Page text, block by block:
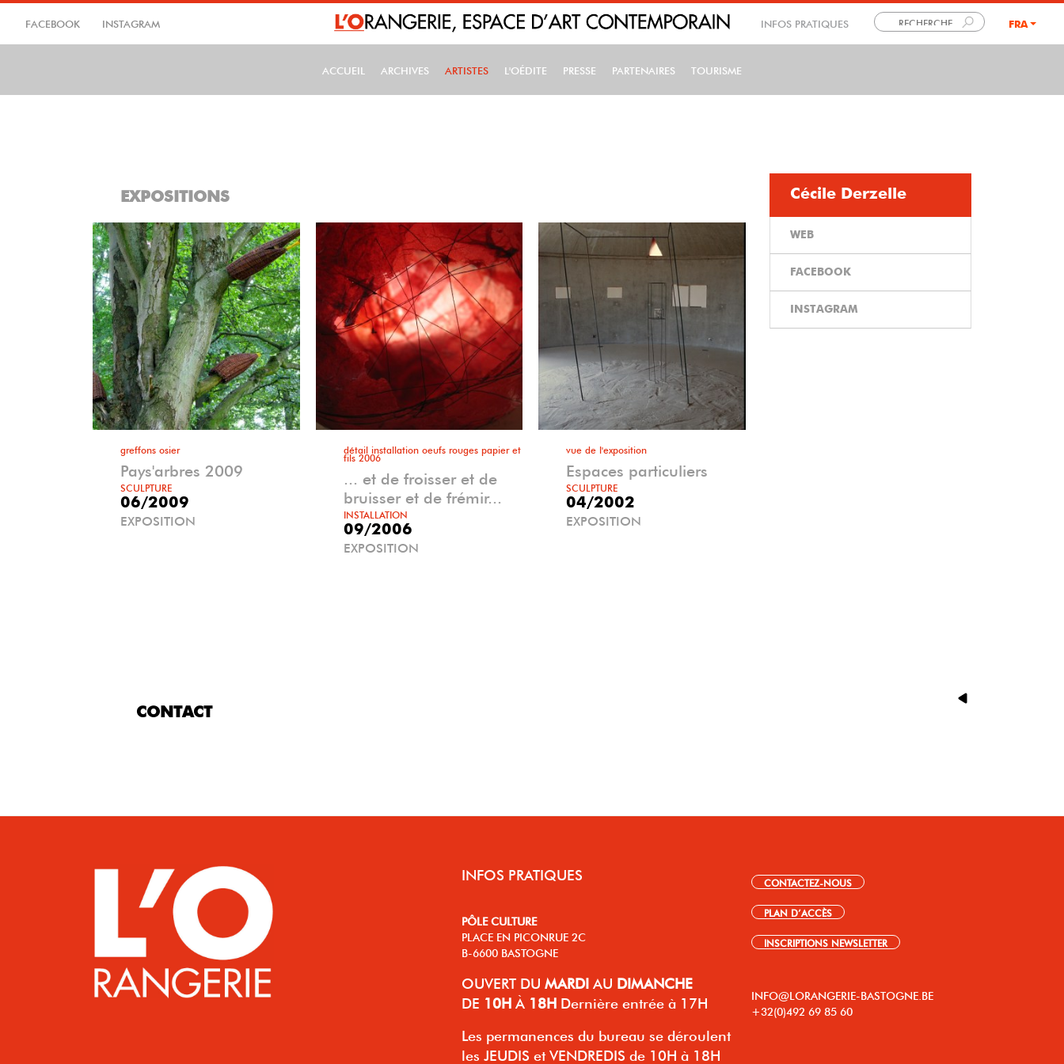
FACEBOOK INSTAGRAM INFOS PRATIQUES FRA
MAIN NAVIGATION
ACCUEIL ARCHIVES ARTISTES L'OÉDITE PRESSE PARTENAIRES TOURISME
EXPOSITIONS
greffons osier
Pays'arbres 2009
SCULPTURE
06/2009
EXPOSITION
détail installation oeufs rouges papier et
fils 2006
... et de froisser et de
bruisser et de frémir...
INSTALLATION
09/2006
EXPOSITION
vue de l'exposition
Espaces particuliers
SCULPTURE
04/2002
EXPOSITION
Cécile Derzelle
WEB
FACEBOOK
INSTAGRAM
CONTACT
INFOS PRATIQUES
PÔLE CULTURE
PLACE EN PICONRUE 2C
B-6600 BASTOGNE
OUVERT DU MARDI AU DIMANCHE
DE 10H À 18H Dernière entrée à 17H
Les permanences du bureau se déroulent
les JEUDIS et VENDREDIS de 10H à 18H
CONTACTEZ-NOUS
PLAN D’ACCÈS
INSCRIPTIONS NEWSLETTER
INFO@LORANGERIE-BASTOGNE.BE
+32(0)492 69 85 60